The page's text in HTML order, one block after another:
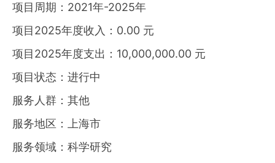
项目周期：2021年-2025年
项目2025年度收入：0.00 元
项目2025年度支出：10,000,000.00 元
项目状态：进行中
服务人群：其他
服务地区：上海市
服务领域：科学研究